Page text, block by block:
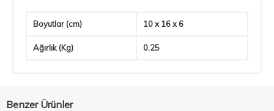
Boyutlar (cm) 10 x 16 x 6
Ağırlık (Kg) 0.25
Benzer Ürünler